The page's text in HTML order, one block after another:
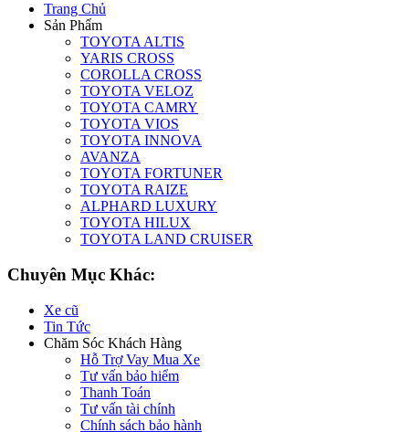
Trang Chủ
Sản Phẩm
TOYOTA ALTIS
YARIS CROSS
COROLLA CROSS
TOYOTA VELOZ
TOYOTA CAMRY
TOYOTA VIOS
TOYOTA INNOVA
AVANZA
TOYOTA FORTUNER
TOYOTA RAIZE
ALPHARD LUXURY
TOYOTA HILUX
TOYOTA LAND CRUISER
Chuyên Mục Khác:
Xe cũ
Tin Tức
Chăm Sóc Khách Hàng
Hỗ Trợ Vay Mua Xe
Tư vấn bảo hiểm
Thanh Toán
Tư vấn tài chính
Chính sách bảo hành